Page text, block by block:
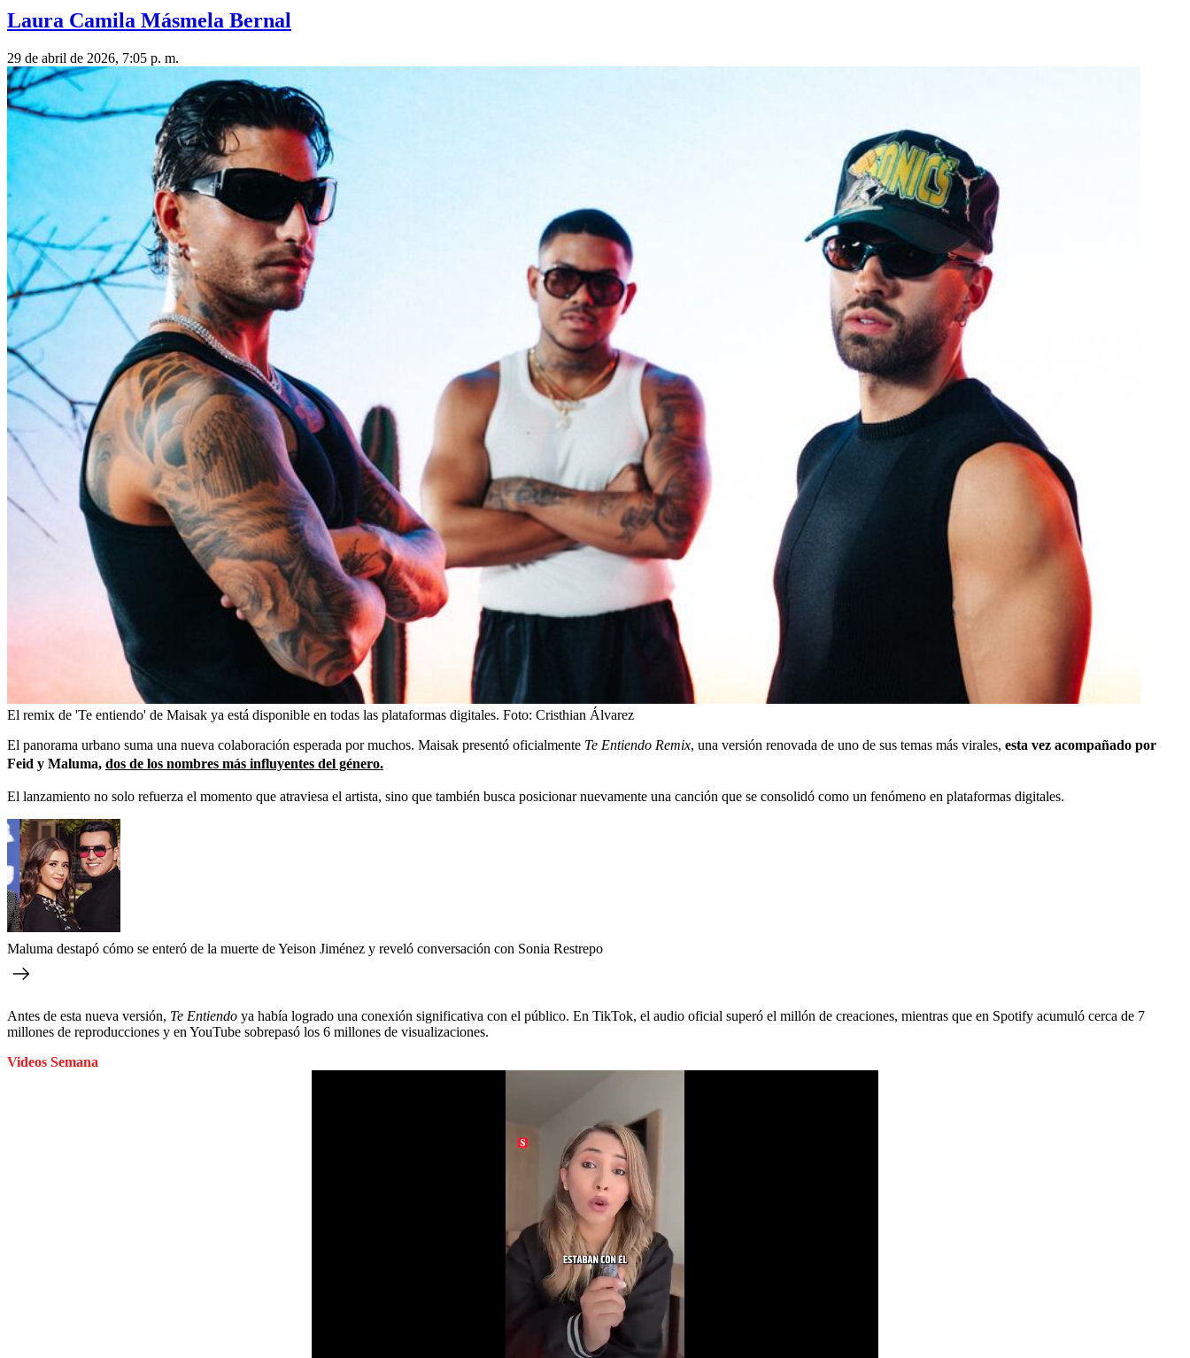
Laura Camila Másmela Bernal
29 de abril de 2026, 7:05 p. m.
El remix de 'Te entiendo' de Maisak ya está disponible en todas las plataformas digitales. Foto: Cristhian Álvarez
El panorama urbano suma una nueva colaboración esperada por muchos. Maisak presentó oficialmente Te Entiendo Remix, una versión renovada de uno de sus temas más virales, esta vez acompañado por
Feid y Maluma, dos de los nombres más influyentes del género.
El lanzamiento no solo refuerza el momento que atraviesa el artista, sino que también busca posicionar nuevamente una canción que se consolidó como un fenómeno en plataformas digitales.
Maluma destapó cómo se enteró de la muerte de Yeison Jiménez y reveló conversación con Sonia Restrepo
Antes de esta nueva versión, Te Entiendo ya había logrado una conexión significativa con el público. En TikTok, el audio oficial superó el millón de creaciones, mientras que en Spotify acumuló cerca de 7
millones de reproducciones y en YouTube sobrepasó los 6 millones de visualizaciones.
Videos Semana